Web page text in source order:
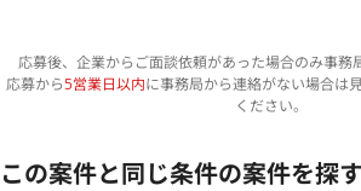
応募後、企業からご面談依頼があった場合のみ事務
応募から5営業日以内に事務局から連絡がない場合は
ください。
この案件と同じ条件の案件を探す